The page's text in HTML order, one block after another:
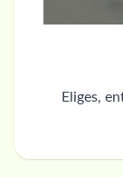
Eliges,